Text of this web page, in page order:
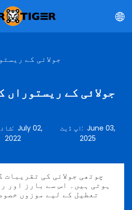
4 جولائی کے
4 جولائی کے
:July 02,
2022
اپ ڈیٹ:June 03,
2025
چوتھی جولائی کی
ہوتی ہیں۔ اس سے بارز اور
تعطیل کے لیے موزوں